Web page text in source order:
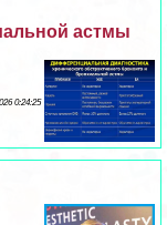
астмы
0:24:25